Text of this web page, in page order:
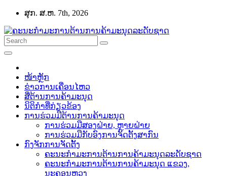
Skip
content
ສຸກ. ສ.ຫ. 7th, 2026
ໜ້າຫຼັກ
ຂ່າວການເຄື່ອນໄຫວ
ສື່ຕ້ານການຄ້າມະນຸດ
ນິຕິກຳທີ່ກ່ຽວຂ້ອງ
ການຮ່ວມມືຕ້ານການຄ້າມະນຸດ
ການຮ່ວມມືສອງຝ່າຍ, ຫຼາຍຝ່າຍ
ການຮ່ວມມືກັບອົງການຈັດຕັ້ງສາກົນ
ກົງຈັກການຈັດຕັ້ງ
ຄະນະກຳມະການຕ້ານການຄ້າມະນຸດລະດັບຊາດ
ຄະນະກຳມະການຕ້ານການຄ້າມະນຸດ ແຂວງ,
ນະຄອນຫຼວງ